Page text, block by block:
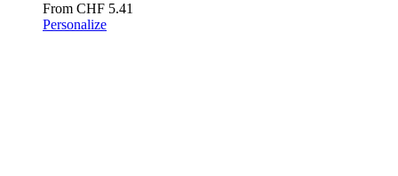
From CHF 5.41
Personalize